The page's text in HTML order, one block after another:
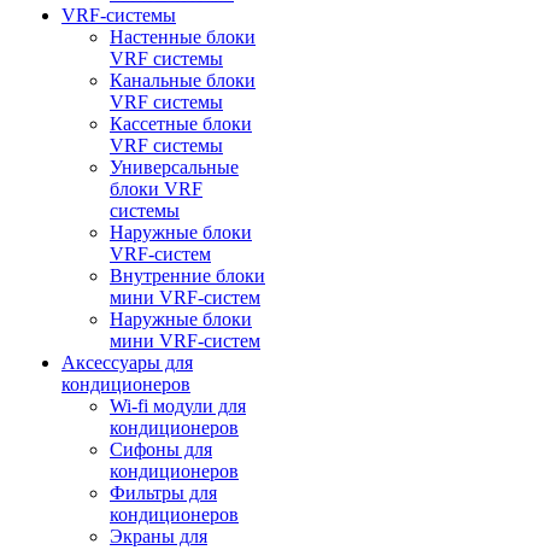
VRF-системы
Настенные блоки
VRF системы
Канальные блоки
VRF системы
Кассетные блоки
VRF системы
Универсальные
блоки VRF
системы
Наружные блоки
VRF-систем
Внутренние блоки
мини VRF-систем
Наружные блоки
мини VRF-систем
Аксессуары для
кондиционеров
Wi-fi модули для
кондиционеров
Сифоны для
кондиционеров
Фильтры для
кондиционеров
Экраны для